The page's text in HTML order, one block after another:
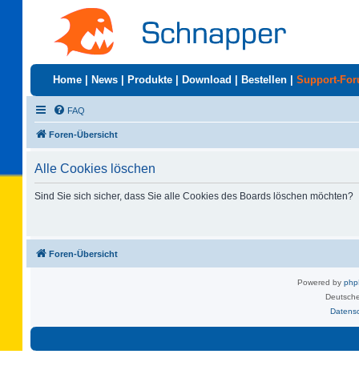
Home News Produkte Download Bestellen Support-
FAQ
Foren-Übersicht
Alle Cookies löschen
Sind Sie sich sicher, dass Sie alle Cookies des Boards löschen möchten?
Foren-Übersicht
Powered by